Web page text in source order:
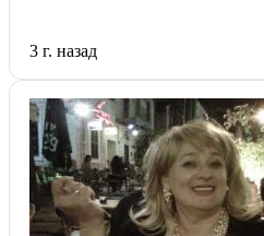
3 г. назад